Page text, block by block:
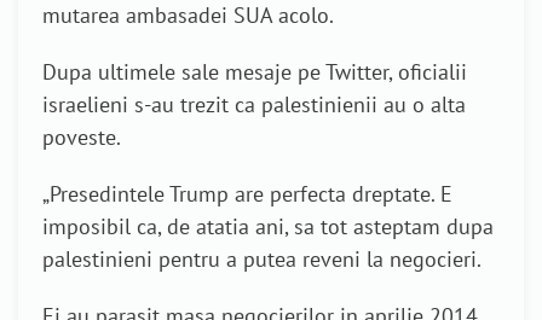
mutarea ambasadei SUA acolo.
Dupa ultimele sale mesaje pe Twitter, oficialii
israelieni s-au trezit ca palestinienii au o alta
poveste.
„Presedintele Trump are perfecta dreptate. E
imposibil ca, de atatia ani, sa tot asteptam dupa
palestinieni pentru a putea reveni la negocieri.